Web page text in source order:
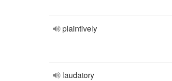
plaintively
laudatory